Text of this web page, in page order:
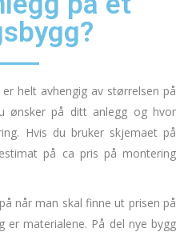
helt avhengig av størrelsen på
ønsker på ditt anlegg og hvor
Hvis du bruker skjemaet på
på ca pris på montering
når man skal finne ut prisen på
er materialene. På del nye bygg